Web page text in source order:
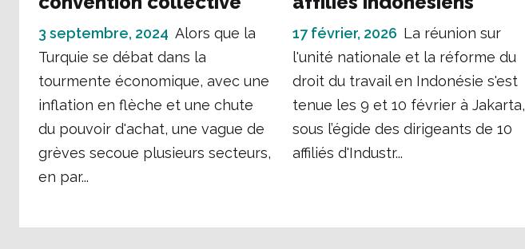
3 septembre, 2024 Alors que la
Turquie se débat dans la
tourmente économique, avec une
inflation en flèche et une chute
du pouvoir d'achat, une vague de
grèves secoue plusieurs secteurs,
en par...
17 février, 2026 La réunion sur
l'unité nationale et la réforme du
droit du travail en Indonésie s'est
tenue les 9 et 10 février à Jakarta,
sous l’égide des dirigeants de 10
affiliés d'Industr...